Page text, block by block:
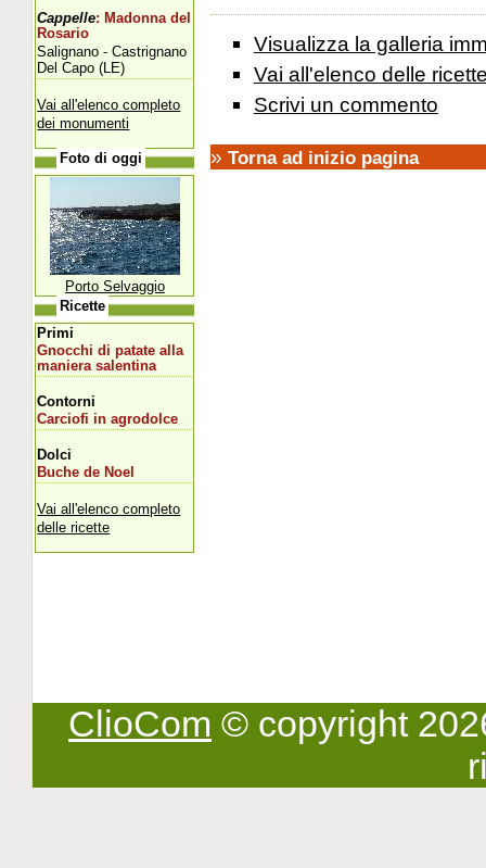
Visualizza la galleria
Vai all'elenco delle
Scrivi un commento
» Torna ad inizio pagina
Cappelle: Madonna del
Rosario
Salignano - Castrignano
Del Capo (LE)
Vai all'elenco completo
dei monumenti
Foto di oggi
Porto Selvaggio
Ricette
Primi
Gnocchi di patate alla
maniera salentina
Contorni
Carciofi in agrodolce
Dolci
Buche de Noel
Vai all'elenco completo
delle ricette
ClioCom © copyright